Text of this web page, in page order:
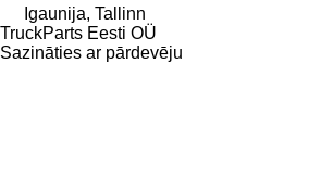
Igaunija, Tallinn
TruckParts Eesti OÜ
Sazināties ar pārdevēju